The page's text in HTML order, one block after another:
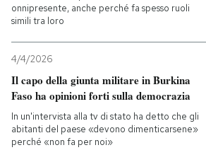
onnipresente, anche perché fa spesso ruoli
simili tra loro
4/4/2026
Il capo della giunta militare in Burkina
Faso ha opinioni forti sulla democrazia
In un'intervista alla tv di stato ha detto che gli
abitanti del paese «devono dimenticarsene»
perché «non fa per noi»